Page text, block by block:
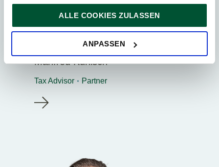
speichern, wenn diese für den Betrieb unserer Website
unbedingt notwendig sind. Für alle anderen Cookie-Typen
ersuchen wir um Ihre Einwilligung.
Sie können Ihre Einwilligung jederzeit in der
ALLE COOKIES ZULASSEN
ANPASSEN
Manfred Kunisch
Tax Advisor Partner